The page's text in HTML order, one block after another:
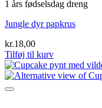
1 års fødselsdag dreng
Jungle dyr papkrus
kr.18,00
Tilføj til kurv